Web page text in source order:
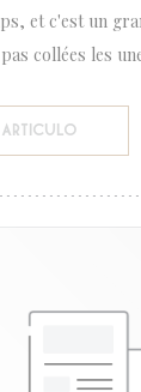
et c'est un
collées les